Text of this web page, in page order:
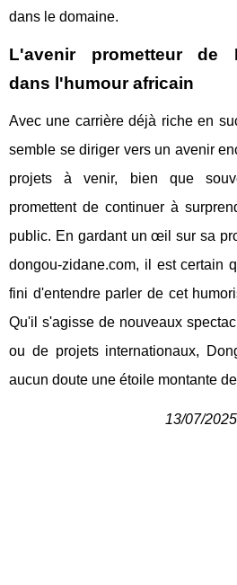
dans le domaine.
L'avenir prometteur de
dans l'humour africain
Avec une carrière déjà riche en
semble se diriger vers un avenir
projets à venir, bien que
promettent de continuer à
public. En gardant un œil sur sa
dongou-zidane.com, il est certain
fini d'entendre parler de cet
Qu'il s'agisse de nouveaux
ou de projets internationaux,
aucun doute une étoile montante
13/07/